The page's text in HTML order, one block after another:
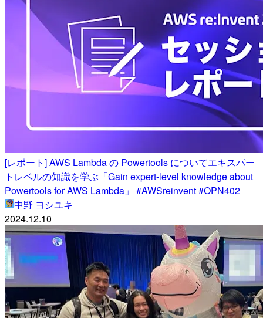
[レポート] AWS Lambda の Powertools についてエキスパー
トレベルの知識を学ぶ「Gain expert-level knowledge about
Powertools for AWS Lambda」 #AWSreinvent #OPN402
中野 ヨシユキ
2024.12.10